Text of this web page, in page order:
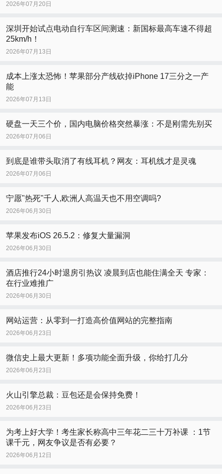
2026年07月20日
深圳开始试点电动自行车区间测速：新国标最高车速不得超
25km/h！
2026年07月13日
成本上涨太恐怖！苹果部分产线砍掉iPhone 17三分之一产
能
2026年07月13日
硬盘一天三个价，国内电脑价格突然暴涨：不是刚需先别买
2026年07月06日
到底是谁带头取消了有线耳机？网友：耳机线才是灵魂
2026年07月06日
宁愿"热死"千人,欧洲人高温天也不用空调吗?
2026年06月30日
苹果发布iOS 26.5.2：修复大量漏洞
2026年06月30日
酒店推行24小时退房引热议 凌晨到店也能住满全天 专家：
在行业难推广
2026年06月30日
网站运营：从零到一打造高价值网站的完整指南
2026年06月23日
微信史上最大更新！多项功能全面升级，你给打几分
2026年06月23日
火山引擎总裁：豆包还是会保持免费！
2026年06月23日
为考上好大学！考生家长称高中三年花二三十万补课 ：1节
课千元，网友争议是否有必要？
2026年06月12日